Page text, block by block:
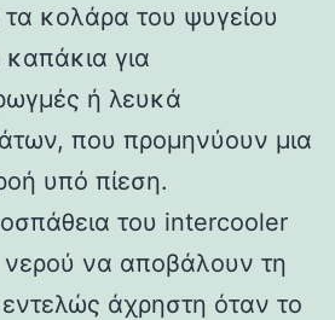
κολάρα του ψυγείου
για
ή λευκά
που προμηνύουν μια
υπό πίεση.
του intercooler
νερού να αποβάλουν τη
εντελώς άχρηστη όταν το